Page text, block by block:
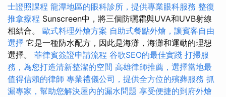
士證照課程 龍潭地區的眼科診所，提供專業眼科服務 整復
推拿療程 Sunscreen中，將三個防曬霜與UVA和UVB射線
相結合。 歐式料理外燴方案 自助式餐點外燴，讓賓客自由
選擇 它是一種防水配方，因此是海灘，海灘和運動的理想
選擇。 菲律賓簽證申請流程 谷歌SEO的最佳實踐 打掃服
務，為您打造清新整潔的空間 高雄律師推薦，選擇當地最
值得信賴的律師 專業禮儀公司，提供全方位的殯葬服務 抓
漏專家，幫助您解決屋內的漏水問題 享受便捷的到府外燴